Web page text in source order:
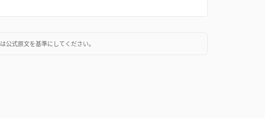
公式原文を基準にしてください。